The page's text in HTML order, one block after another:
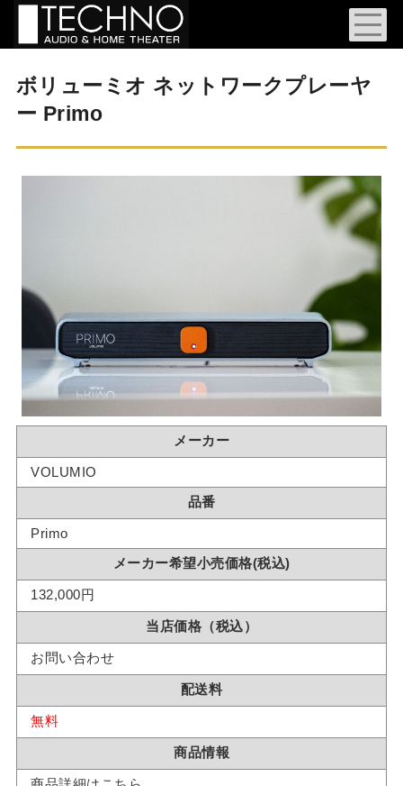
ボリューミオ ネットワークプレーヤ
ー Primo
メーカー
VOLUMIO
品番
Primo
メーカー希望小売価格(税込)
132,000円
当店価格（税込）
お問い合わせ
配送料
無料
商品情報